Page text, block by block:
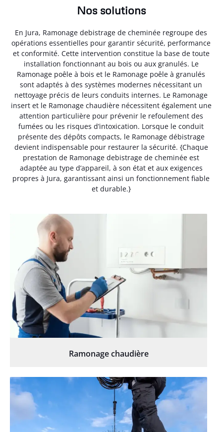
Nos solutions
En Jura, Ramonage debistrage de cheminée regroupe des
opérations essentielles pour garantir sécurité, performance
et conformité. Cette intervention constitue la base de toute
installation fonctionnant au bois ou aux granulés. Le
Ramonage poêle à bois et le Ramonage poêle à granulés
sont adaptés à des systèmes modernes nécessitant un
nettoyage précis de leurs conduits internes. Le Ramonage
insert et le Ramonage chaudière nécessitent également une
attention particulière pour prévenir le refoulement des
fumées ou les risques d’intoxication. Lorsque le conduit
présente des dépôts compacts, le Ramonage débistrage
devient indispensable pour restaurer la sécurité. {Chaque
prestation de Ramonage debistrage de cheminée est
adaptée au type d’appareil, à son état et aux exigences
propres à Jura, garantissant ainsi un fonctionnement fiable
et durable.}
Ramonage chaudière